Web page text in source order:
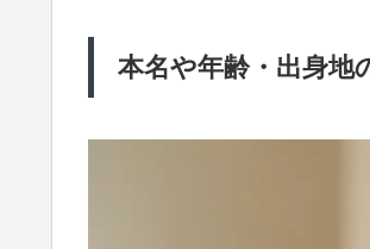
本名や年齢・出身地